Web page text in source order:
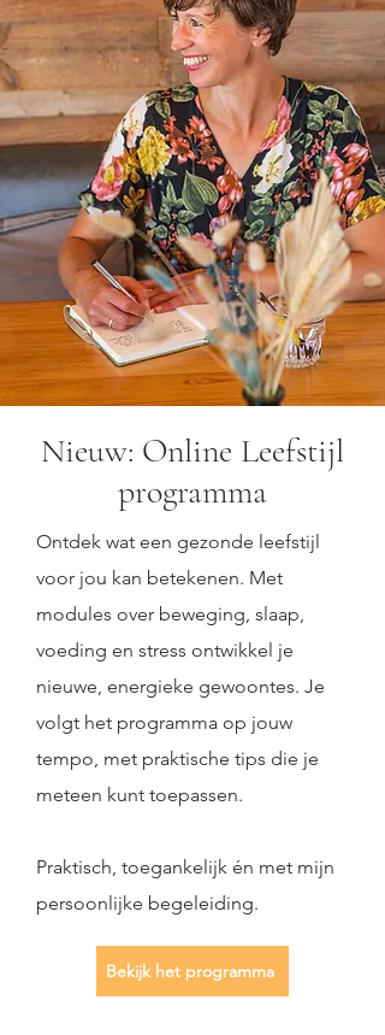
Nieuw: Online Leefstijl
programma
Ontdek wat een gezonde leefstijl
voor jou kan betekenen. Met
modules over beweging, slaap,
voeding en stress ontwikkel je
nieuwe, energieke gewoontes. Je
volgt het programma op jouw
tempo, met praktische tips die je
meteen kunt toepassen.
Praktisch, toegankelijk én met mijn
persoonlijke begeleiding.
Bekijk het programma